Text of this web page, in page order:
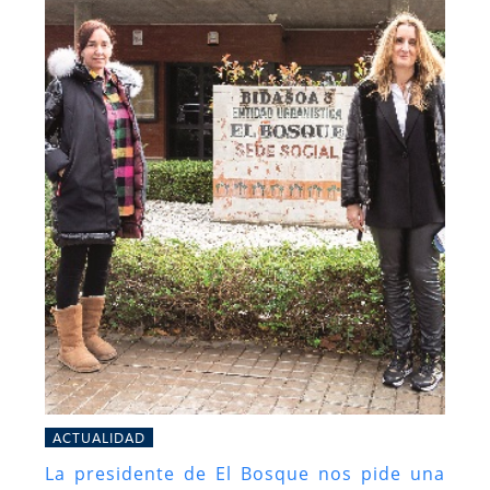
ACTUALIDAD
La presidente de El Bosque nos pide una